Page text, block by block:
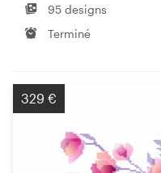
95 designs
Terminé
329 €